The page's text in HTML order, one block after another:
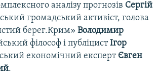
аналізу прогнозів Сергій
громадський активіст, голова
берег.Крим» Володимир
філософ і публіцистІгор
економічний експертЄвген
.